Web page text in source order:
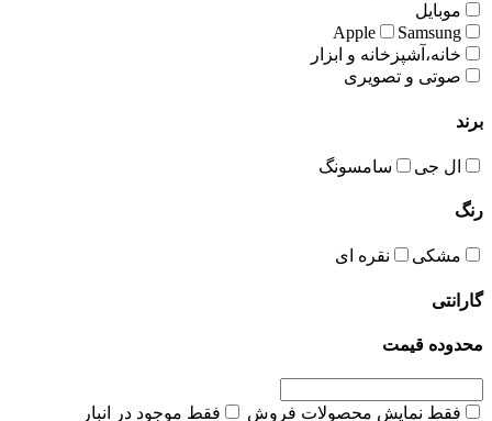
موبایل
Apple
Samsung
خانه،آشپزخانه و ابزار
صوتی و تصویری
برند
ال جی سامسونگ
رنگ
مشکی نقره ای
گارانتی
محدوده قیمت
فقط نمایش محصولات فروش فقط موجود در انبار